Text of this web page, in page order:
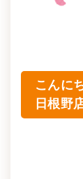
こんに
日根野